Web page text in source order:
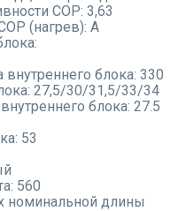
COP: 3,63
(нагрев): A
блока: 330
27,5/30/31,5/33/34
блока: 27.5
53
560
номинальной длины